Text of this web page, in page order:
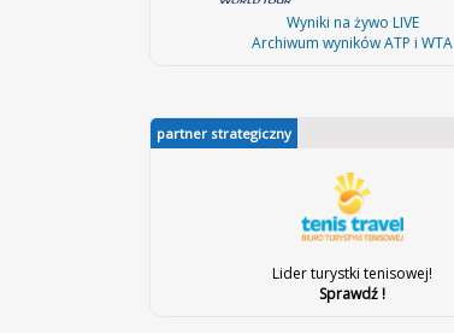
Wyniki na żywo LIVE
Archiwum wyników ATP i WTA
partner strategiczny
Lider turystki tenisowej!
Sprawdź !